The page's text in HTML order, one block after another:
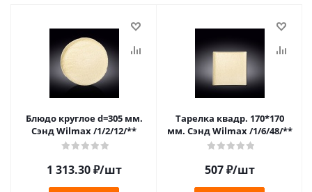
Блюдо круглое d=305 мм.
Сэнд Wilmax /1/2/12/**
1 313.30₽/шт
Тарелка квадр. 170*170
мм. Сэнд Wilmax /1/6/48/**
507₽/шт